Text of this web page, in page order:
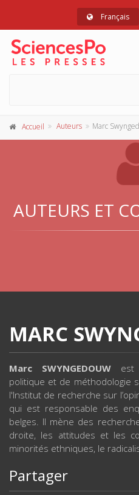
Français
Accueil Auteurs Marc
AUTEURS ET
MARC
Marc SWYNGEDOUW est
politique et de méthodologie
l'Institut de recherche sur
qui est responsable des
belges. Il mène des
droite, les attitudes et les
minorités ethniques, le
Partager